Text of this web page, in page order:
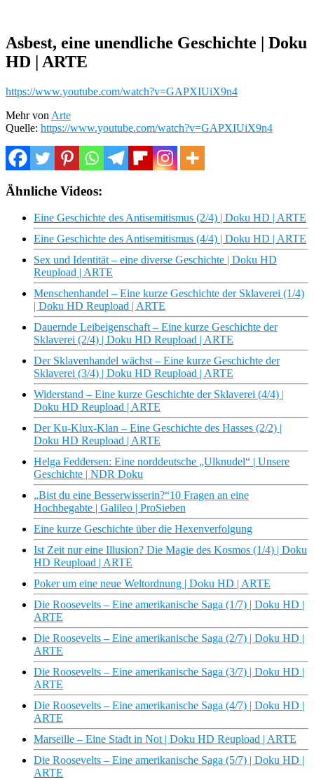
Asbest, eine unendliche Geschichte | Doku
HD | ARTE
https://www.youtube.com/watch?v=GAPXIUiX9n4
Mehr von Arte
Quelle: https://www.youtube.com/watch?v=GAPXIUiX9n4
Ähnliche Videos:
Eine Geschichte des Antisemitismus (2/4) | Doku HD | ARTE
Eine Geschichte des Antisemitismus (4/4) | Doku HD | ARTE
Sex und Identität – eine diverse Geschichte | Doku HD
Reupload | ARTE
Menschenhandel – Eine kurze Geschichte der Sklaverei (1/4)
| Doku HD Reupload | ARTE
Dauernde Leibeigenschaft – Eine kurze Geschichte der
Sklaverei (2/4) | Doku HD Reupload | ARTE
Der Sklavenhandel wächst – Eine kurze Geschichte der
Sklaverei (3/4) | Doku HD Reupload | ARTE
Widerstand – Eine kurze Geschichte der Sklaverei (4/4) |
Doku HD Reupload | ARTE
Der Ku-Klux-Klan – Eine Geschichte des Hasses (2/2) |
Doku HD Reupload | ARTE
Helga Feddersen: Eine norddeutsche „Ulknudel“ | Unsere
Geschichte | NDR Doku
„Bist du eine Besserwisserin?“10 Fragen an eine
Hochbegabte | Galileo | ProSieben
Eine kurze Geschichte über die Hexenverfolgung
Ist Zeit nur eine Illusion? Die Magie des Kosmos (1/4) | Doku
HD Reupload | ARTE
Poker um eine neue Weltordnung | Doku HD | ARTE
Die Roosevelts – Eine amerikanische Saga (1/7) | Doku HD |
ARTE
Die Roosevelts – Eine amerikanische Saga (2/7) | Doku HD |
ARTE
Die Roosevelts – Eine amerikanische Saga (3/7) | Doku HD |
ARTE
Die Roosevelts – Eine amerikanische Saga (4/7) | Doku HD |
ARTE
Marseille – Eine Stadt in Not | Doku HD Reupload | ARTE
Die Roosevelts – Eine amerikanische Saga (5/7) | Doku HD |
ARTE